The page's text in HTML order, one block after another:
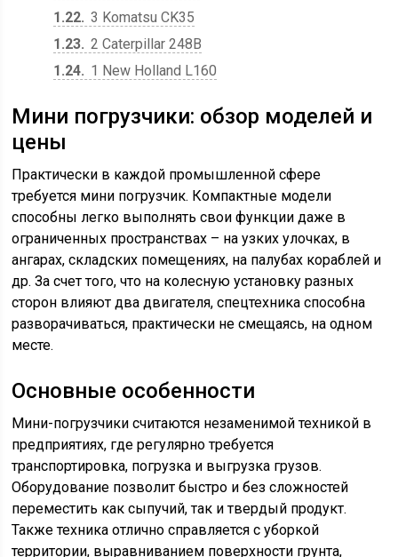
1.22 3 Komatsu CK35
1.23 2 Caterpillar 248B
1.24
1 New Holland L160
Мини погрузчики: обзор моделей и
цены
Практически в каждой промышленной сфере
требуется мини погрузчик. Компактные модели
способны легко выполнять свои функции даже в
ограниченных пространствах – на узких улочках, в
ангарах, складских помещениях, на палубах кораблей и
др. За счет того, что на колесную установку разных
сторон влияют два двигателя, спецтехника способна
разворачиваться, практически не смещаясь, на одном
месте.
Основные особенности
Мини-погрузчики считаются незаменимой техникой в
предприятиях, где регулярно требуется
транспортировка, погрузка и выгрузка грузов.
Оборудование позволит быстро и без сложностей
переместить как сыпучий, так и твердый продукт.
Также техника отлично справляется с уборкой
территории, выравниванием поверхности грунта,